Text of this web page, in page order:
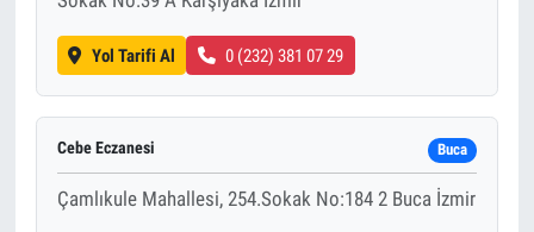
Yol Tarifi Al 0 (232) 381 07 29
Cebe Eczanesi Buca
Çamlıkule Mahallesi, 254.Sokak No:184 2 Buca İzmir